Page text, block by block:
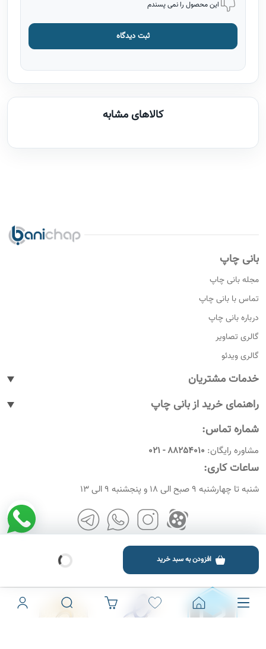
این محصول را نمی پسندم
ثبت دیدگاه
کالاهای مشابه
افزودن به سبد خرید
بانی چاپ
مجله بانی چاپ
تماس با بانی چاپ
درباره بانی چاپ
گالری تصاویر
گالری ویدئو
خدمات مشتریان
پیگیری سفارشات
رویه های بازگرداندن کالا
شرایط و قوانین
راهنمای خرید از بانی چاپ
نحوه ثبت سفارش
نحوه ثبت نام
نحوه ارسال سفارشات
راهنمای پرداخت
شماره تماس:
مشاوره رایگان: 88254010 - 021
ساعات کاری:
شنبه تا چهارشنبه 9 صبح الی 18 و پنجشنبه 9 الی 13